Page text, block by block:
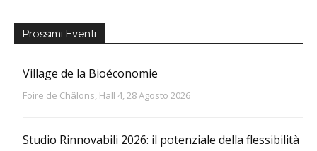
Prossimi Eventi
Village de la Bioéconomie
Foire de Châlons, Hall 4, 28 Agosto 2026
Studio Rinnovabili 2026: il potenziale della flessibilità